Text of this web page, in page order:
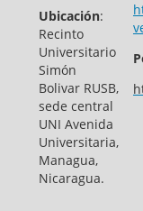
Ubicación:
Recinto
Universitario
Simón
Bolivar RUSB,
sede central
UNI Avenida
Universitaria,
Managua,
Nicaragua.